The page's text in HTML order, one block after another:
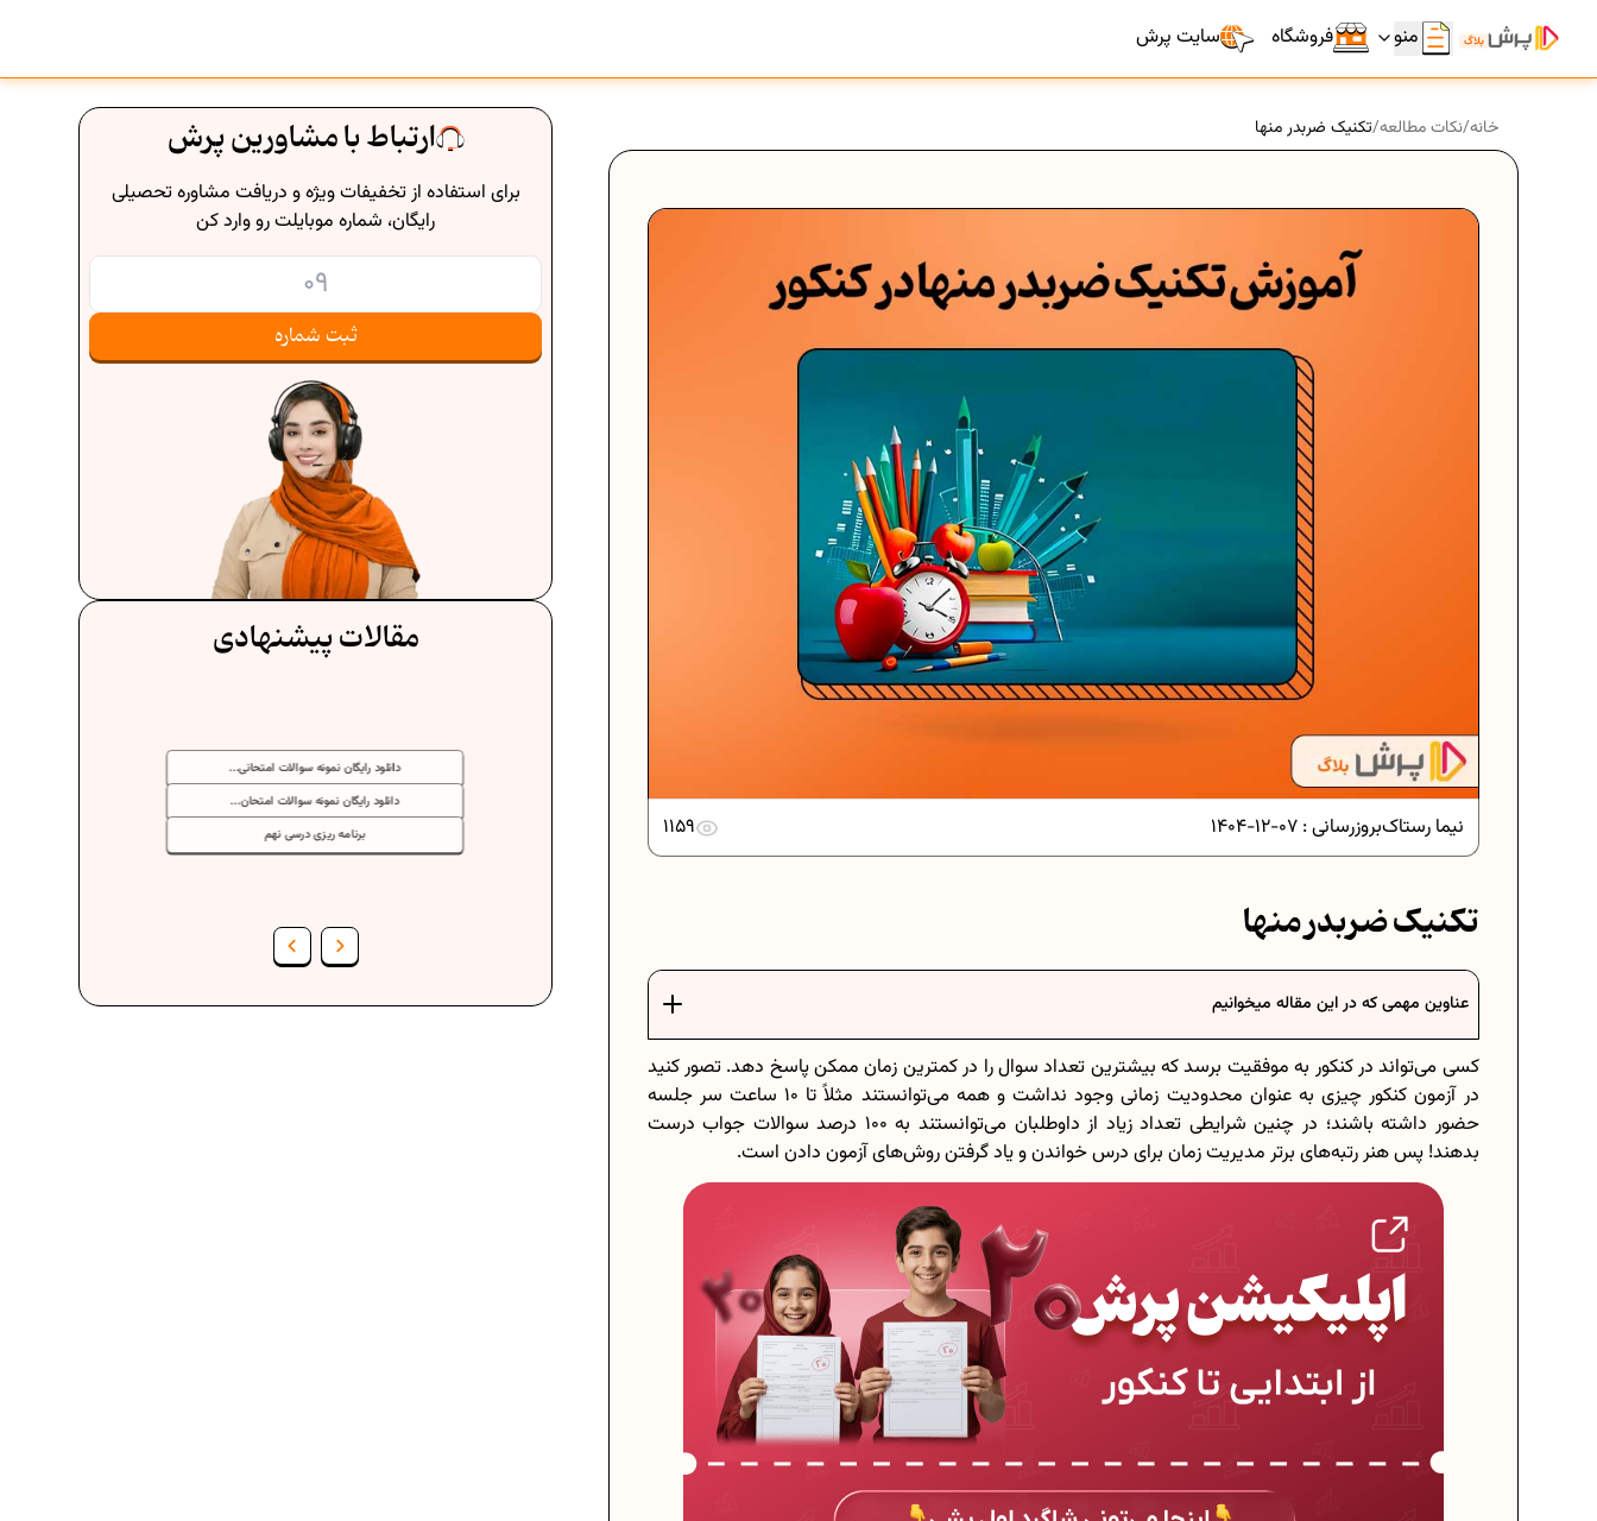
سایت پرش فروشگاه منو
ارتباط با مشاورین پرش
برای استفاده از تخفیفات ویژه و دریافت مشاوره تحصیلی
رایگان، شماره موبایلت رو وارد کن
ثبت شماره
مقالات پیشنهادی
دانلود رایگان نمونه سوالات امتحانی...
دانلود رایگان نمونه سوالات امتحان...
فرمول حجم اشکال هندسی در ریاضیات
برنامه‌ ریزی درسی هفتم
عادات افراد موفق
برنامه‌ ریزی درسی هشتم
دانلود رایگان نمونه سوالات امتحانی...
دانلود رایگان کتاب‌های دوازدهم...
حذفیات کنکور انسانی 1404
دانلود رایگان نمونه سوالات امتحان...
برنامه‌ ریزی درسی نهم
فرمول حجم اشکال هندسی در ریاضیات
برنامه‌ ریزی درسی هفتم
عادات افراد موفق
برنامه‌ ریزی درسی هشتم
دانلود رایگان نمونه سوالات امتحانی...
دانلود رایگان کتاب‌های دوازدهم...
اعداد صحیح، طبیعی و گویا چه اعدادی...
دانلود رایگان نمونه سوالات امتحانی...
دانلود رایگان نمونه سوالات امتحان...
برنامه‌ ریزی درسی نهم
فرمول حجم اشکال هندسی در ریاضیات
برنامه‌ ریزی درسی هفتم
خانه/نکات مطالعه/تکنیک ضربدر منها
بروزرسانی : 07-12-1404 نیما رستاک 1159
تکنیک ضربدر منها
عناوین مهمی که در این مقاله میخوانیم
کسی می‌تواند در کنکور به موفقیت برسد که بیشترین تعداد سوال را در کمترین زمان ممکن پاسخ دهد. تصور کنید
در آزمون کنکور چیزی به عنوان محدودیت زمانی وجود نداشت و همه می‌توانستند مثلاً تا 10 ساعت سر جلسه
حضور داشته باشند؛ در چنین شرایطی تعداد زیاد از داوطلبان می‌توانستند به 100 درصد سوالات جواب درست
بدهند! پس هنر رتبه‌های برتر مدیریت زمان برای درس خواندن و یاد گرفتن روش‌های آزمون دادن است.